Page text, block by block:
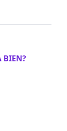
BIEN?